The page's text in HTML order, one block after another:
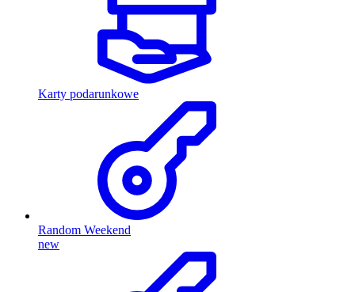
Karty podarunkowe
Random Weekend
new